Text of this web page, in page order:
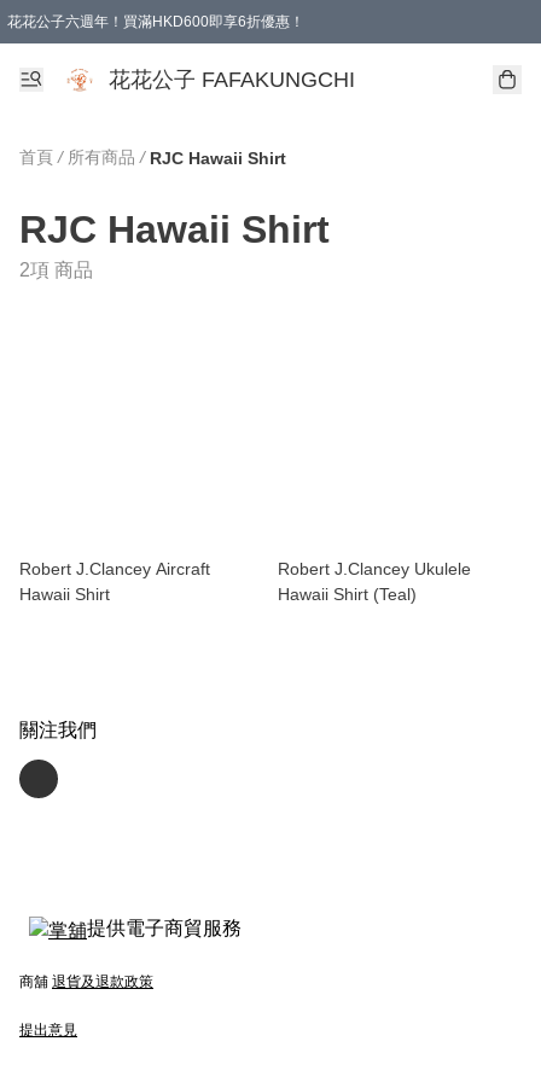
花花公子六週年！買滿HKD600即享6折優惠！
購物滿 HKD 600.00即享免運費優惠！（適用於 本地取貨 )
花花公子 FAFAKUNGCHI
首頁 / 所有商品 / RJC Hawaii Shirt
RJC Hawaii Shirt
2項 商品
Robert J.Clancey Aircraft
Hawaii Shirt
Robert J.Clancey Ukulele
Hawaii Shirt (Teal)
關注我們
提供電子商貿服務
商舖 退貨及退款政策
提出意見